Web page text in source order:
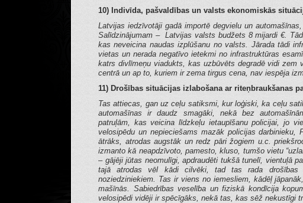
10) Indivīda, pašvaldības un valsts ekonomiskās
Latvijas iedzīvotāji gadā importē degvielu un
Salīdzinājumam – Latvijas valsts budžets 8 mijardi €.
kas neveicina naudas izplūšanu no valsts. Jārada tādi
vietas un nerada negatīvo ietekmi no infrastruktūras
katrs divlīmeņu viadukts, kas uzbūvēts degradē vidi zem
centrā un ap to, kuriem ir zema tirgus cena, nav iespēja
11) Drošības situācijas izlabošana ar riteņbraukšanas
Tas attiecas, gan uz ceļu satiksmi, kur loģiski, ka ceļu
automašīnas ir daudz smagāki, nekā bez
patruļām, kas veicina līdzkeļu ietaupīšanu policijai, jo
velosipēdu un nepieciešams mazāk policijas darbinieku,
ātrāks, atrodas augstāk un redz pāri žogiem u.c.
izmanto kā neapdzīvoto, pamesto, kluso, tumšo vietu
– gājēji jūtas neomulīgi, apdraudēti tukšā tunelī, vientuļā
tajā atrodas vēl kādi cilvēki, tad tas rada
noziedziniekiem. Tas ir viens no iemesliem, kādēļ
mašīnās. Sabiedrības veselība un fiziskā kondīcija
velosipēdi vidēji ir spēcīgāks, nekā tas, kas sēž nekustīgi